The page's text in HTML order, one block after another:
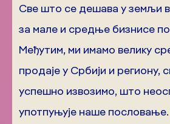
Све што се дешава у земљи
за мале и средње бизнисе
Међутим, ми имамо велику
продаје у Србији и региону,
успешно извозимо, што
употпуњује наше